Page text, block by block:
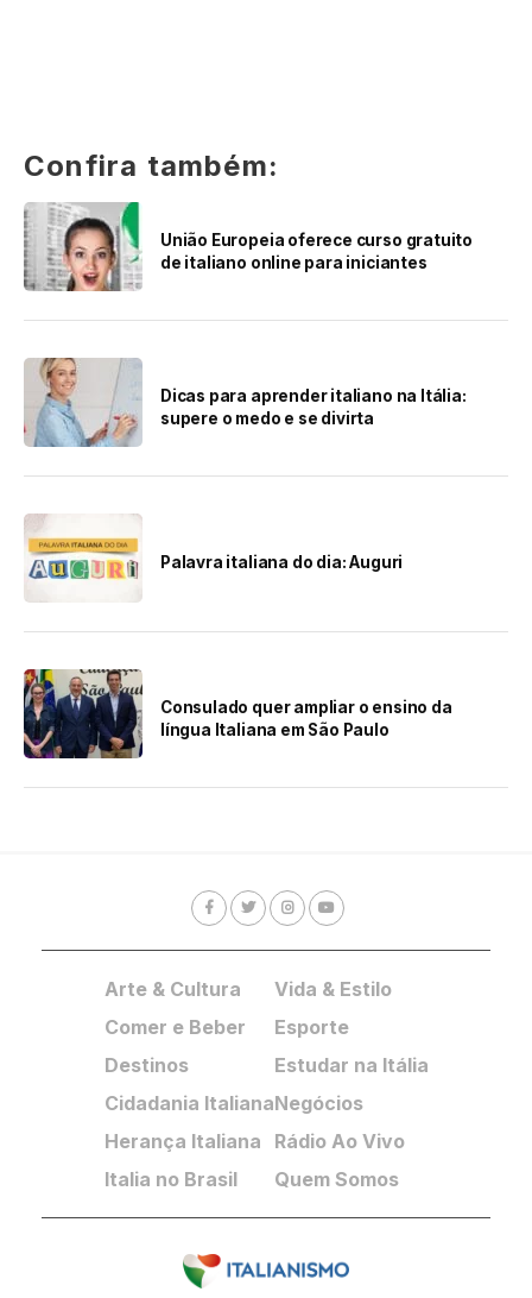
Confira também:
União Europeia oferece curso gratuito
de italiano online para iniciantes
Dicas para aprender italiano na Itália:
supere o medo e se divirta
Palavra italiana do dia: Auguri
Consulado quer ampliar o ensino da
língua Italiana em São Paulo
Arte & Cultura
Comer e Beber
Destinos
Cidadania Italiana
Herança Italiana
Italia no Brasil
Vida & Estilo
Esporte
Estudar na Itália
Negócios
Rádio Ao Vivo
Quem Somos